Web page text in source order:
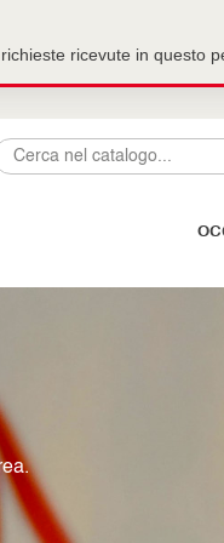
ricevute in questo